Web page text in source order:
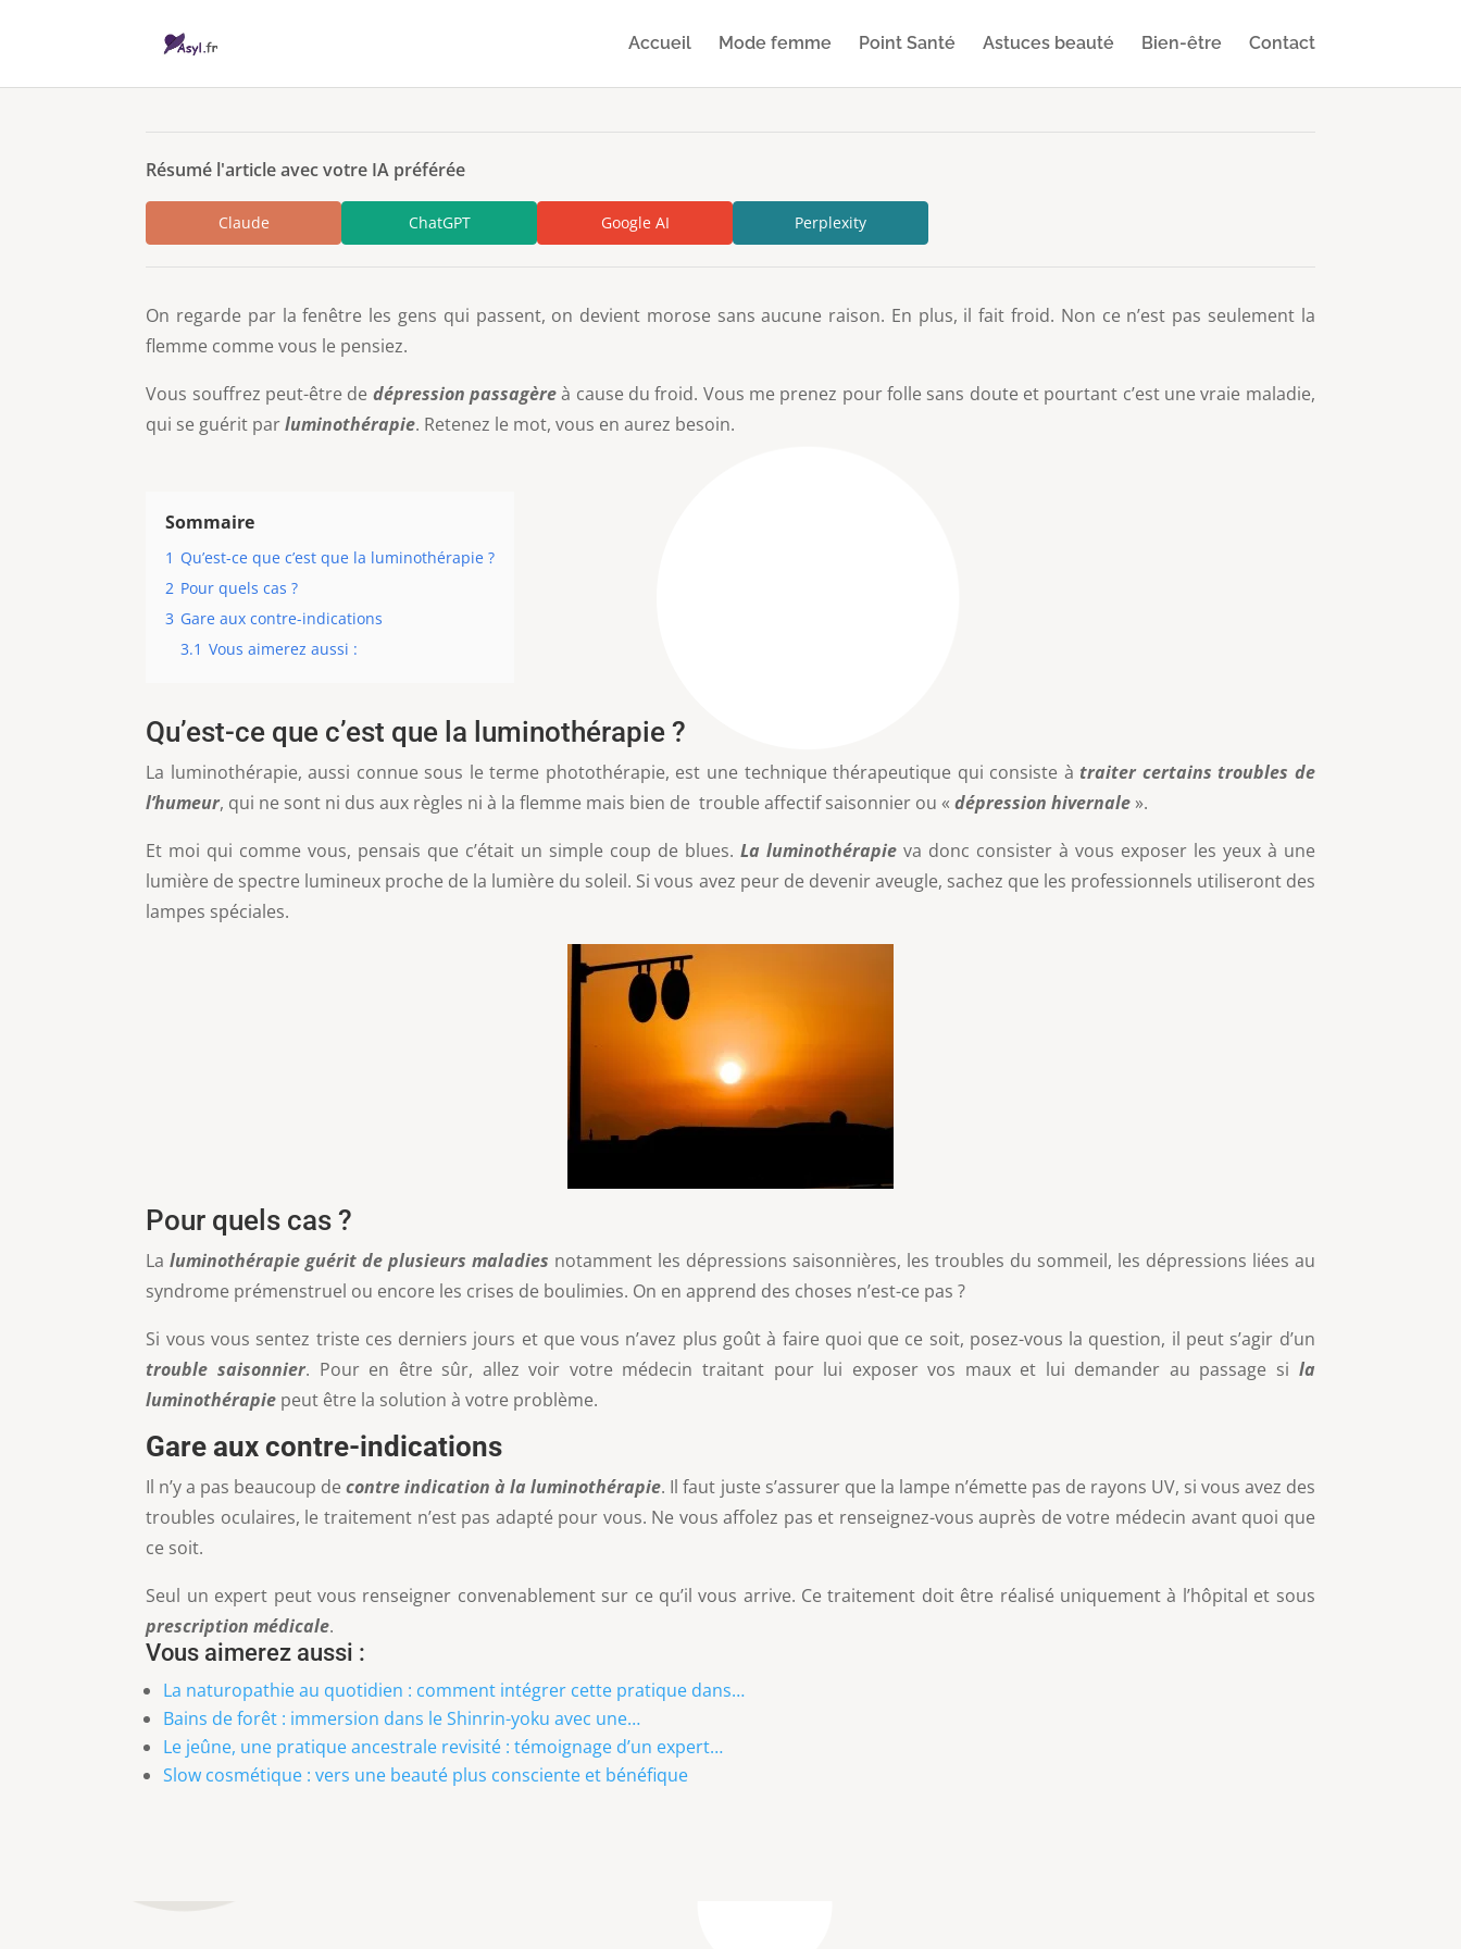
Accueil Mode femme Point Santé Astuces beauté Bien-être Contact
Résumé l'article avec votre IA préférée
Claude ChatGPT Google AI Perplexity
On regarde par la fenêtre les gens qui passent, on devient morose sans aucune raison. En plus, il fait froid. Non ce n’est pas seulement la
flemme comme vous le pensiez.
Vous souffrez peut-être de dépression passagèreà cause du froid. Vous me prenez pour folle sans doute et pourtant c’est une vraie maladie,
qui se guérit par luminothérapie. Retenez le mot, vous en aurez besoin.
Sommaire
1 Qu’est-ce que c’est que la luminothérapie ?
2 Pour quels cas ?
3 Gare aux contre-indications
3.1 Vous aimerez aussi :
Qu’est-ce que c’est que la luminothérapie ?
La luminothérapie, aussi connue sous le terme photothérapie, est une technique thérapeutique qui consiste à traiter certains troubles de
l’humeur, qui ne sont ni dus aux règles ni à la flemme mais bien de trouble affectif saisonnier ou « dépression hivernale ».
Et moi qui comme vous, pensais que c’était un simple coup de blues. La luminothérapieva donc consister à vous exposer les yeux à une
lumière de spectre lumineux proche de la lumière du soleil. Si vous avez peur de devenir aveugle, sachez que les professionnels utiliseront des
lampes spéciales.
Pour quels cas ?
Laluminothérapie guérit de plusieurs maladies notamment les dépressions saisonnières, les troubles du sommeil, les dépressions liées au
syndrome prémenstruel ou encore les crises de boulimies. On en apprend des choses n’est-ce pas ?
Si vous vous sentez triste ces derniers jours et que vous n’avez plus goût à faire quoi que ce soit, posez-vous la question, il peut s’agir d’un
trouble saisonnier. Pour en être sûr, allez voir votre médecin traitant pour lui exposer vos maux et lui demander au passage si la
luminothérapie peut être la solution à votre problème.
Gare aux contre-indications
Il n’y a pas beaucoup decontre indication à la luminothérapie. Il faut juste s’assurer que la lampe n’émette pas de rayons UV, si vous avez des
troubles oculaires, le traitement n’est pas adapté pour vous. Ne vous affolez pas et renseignez-vous auprès de votre médecin avant quoi que
ce soit.
Seul un expert peut vous renseigner convenablement sur ce qu’il vous arrive. Ce traitement doit être réalisé uniquement à l’hôpital et sous
prescription médicale.
Vous aimerez aussi :
La naturopathie au quotidien : comment intégrer cette pratique dans…
Bains de forêt : immersion dans le Shinrin-yoku avec une…
Le jeûne, une pratique ancestrale revisité : témoignage d’un expert…
Slow cosmétique : vers une beauté plus consciente et bénéfique